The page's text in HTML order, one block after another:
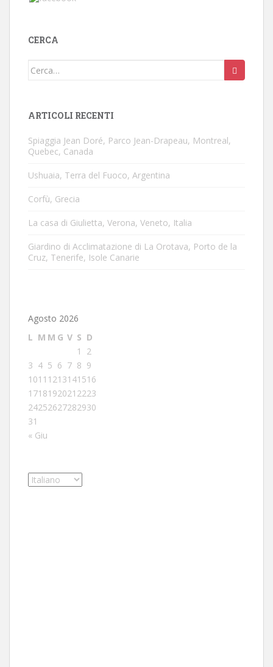
CERCA
Cerca:
ARTICOLI RECENTI
Spiaggia Jean Doré, Parco Jean-Drapeau, Montreal,
Quebec, Canada
Ushuaia, Terra del Fuoco, Argentina
Corfù, Grecia
La casa di Giulietta, Verona, Veneto, Italia
Giardino di Acclimatazione di La Orotava, Porto de la
Cruz, Tenerife, Isole Canarie
Agosto 2026
L M M G V S D
1
2
3 4 5 6 7 8 9
1011 1213141516
1718192021 2223
24252627282930
31
« Giu
Scegli